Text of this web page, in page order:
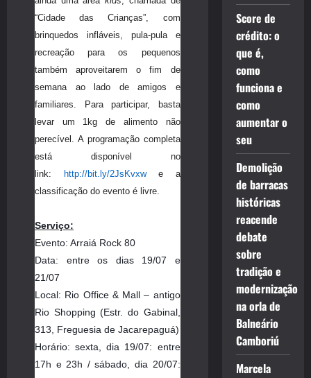
“Cidade das Crianças”, com
brinquedos infláveis, pula-pula e
recreação para os pequenos
também aproveitarem o fim de
semana ao lado de amigos e
familiares. Para participar, basta
levar um 1kg de alimento não
perecível. A programação completa
está disponível no
link:
http://bit.ly/2JsKvxwe a
classificação do evento é livre.
Serviço:
Evento: Arraiá Rock 80
Data: entre os dias 19/07 e
21/07
Local: Rio Office & Mall – antigo
Rio Shopping (Estr. do Gabinal,
313, Freguesia de Jacarepaguá)
Horário: sexta, dia 19/07: entre
17h e 23h / sábado, dia 20/07:
Score de
crédito: o
que é,
como
funciona e
como
aumentar o
seu
Demolição
de barracas
históricas
reacende
debate
sobre
tradição e
modernização
na orla de
Balneário
Camboriú
Marcela